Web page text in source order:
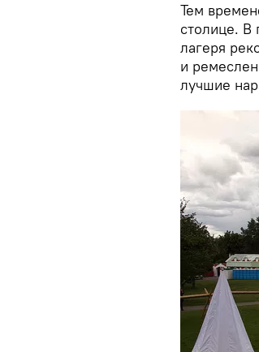
Тем
столице. В
лагеря
и
лучшие